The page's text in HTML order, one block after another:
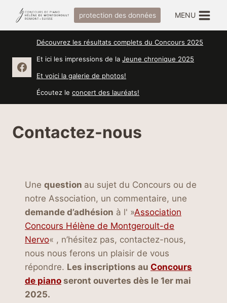
contenu
protection des données MENU
Découvrez les résultats complets du Concours 2025
Et ici les impressions de laJeune chronique 2025
Et voici la galerie de photos!
Écoutez leconcert des lauréats!
Contactez-nous
Une question au sujet du Concours ou de
notre Association, un commentaire, une
demande d’adhésion à l' »Association
Concours Hélène de Montgeroult-de
Nervo« , n’hésitez pas, contactez-nous,
nous nous ferons un plaisir de vous
répondre. Les inscriptions au Concours
de piano seront ouvertes dès le 1er mai
2025.